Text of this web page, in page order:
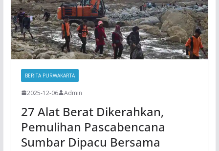
BERITA PURWAKARTA
2025-12-06 Admin
27 Alat Berat Dikerahkan,
Pemulihan Pascabencana
Sumbar Dipacu Bersama